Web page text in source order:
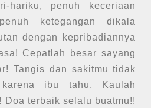
hariku, penuh keceriaan
ketegangan dikala
dengan kepribadiannya
Cepatlah besar sayang
Tangis dan sakitmu tidak
ibu tahu, Kaulah
Doa terbaik selalu buatmu!!